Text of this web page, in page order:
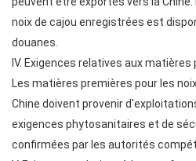
noix de cajou enregistrées est
douanes.
IV. Exigences relatives aux matières
Les matières premières pour les
Chine doivent provenir
exigences phytosanitaires et de
confirmées par les autorités